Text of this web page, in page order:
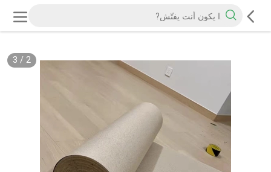
2
/
3